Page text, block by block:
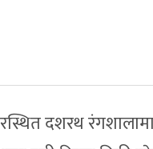
दशरथ